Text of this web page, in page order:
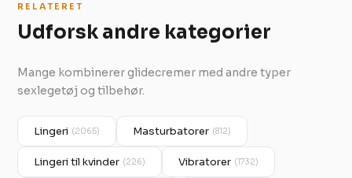
RELATERET
Udforsk andre kategorier
Mange kombinerer glidecremer med andre typer
sexlegetøj og tilbehør.
Lingeri (2065) Masturbatorer (812)
Lingeri til kvinder (226) Vibratorer (1732)